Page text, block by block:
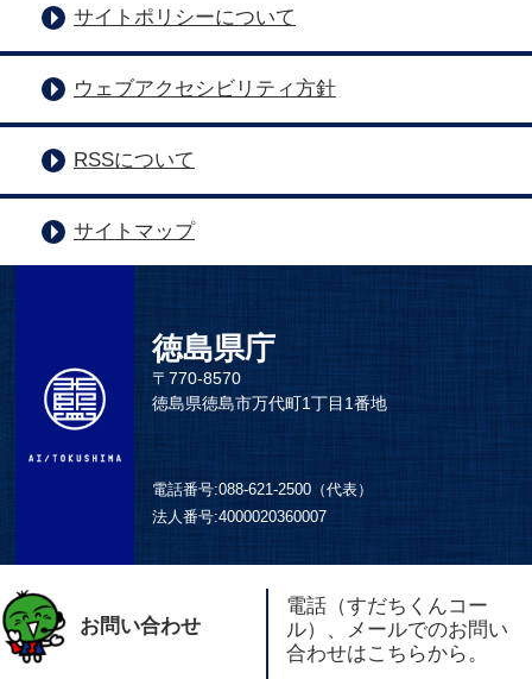
サイトポリシーについて
ウェブアクセシビリティ方針
RSSについて
サイトマップ
徳島県庁
〒770-8570
徳島県徳島市万代町1丁目1番地
電話番号:088-621-2500（代表）
法人番号:4000020360007
お問い合わせ
電話（すだちくんコー
ル）、メールでのお問い
合わせはこちらから。